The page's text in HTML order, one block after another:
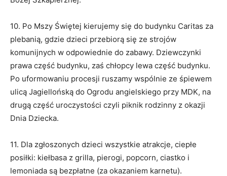
10. Po Mszy Świętej kierujemy się do budynku Caritas za
plebanią, gdzie dzieci przebiorą się ze strojów
komunijnych w odpowiednie do zabawy. Dziewczynki
prawa część budynku, zaś chłopcy lewa część budynku.
Po uformowaniu procesji ruszamy wspólnie ze śpiewem
ulicą Jagiellońską do Ogrodu angielskiego przy MDK, na
drugą część uroczystości czyli piknik rodzinny z okazji
Dnia Dziecka.
11. Dla zgłoszonych dzieci wszystkie atrakcje, ciepłe
posiłki: kiełbasa z grilla, pierogi, popcorn, ciastko i
lemoniada są bezpłatne (za okazaniem karnetu).